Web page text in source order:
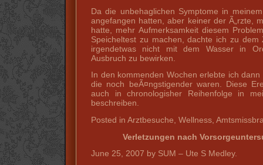
Da die unbehaglichen Symptome in
angefangen hatten, aber keiner der Ã„rzte,
hatte, mehr Aufmerksamkeit diesem
Speicheltest zu machen, dachte ich zu dem
irgendetwas nicht mit dem Wasser in
Ausbruch zu bewirken.
In den kommenden Wochen erlebte ich
die noch beÃ¤ngstigender waren. Diese
auch in chronologisher Reihenfolge in
beschreiben.
Posted in Arztbesuche, Wellness,
Verletzungen nach
June 25, 2007 by SUM – Ute S Medley.